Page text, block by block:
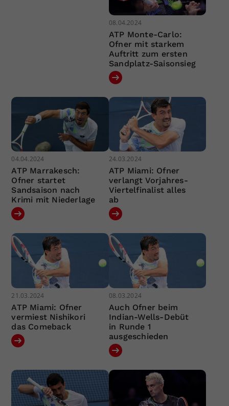
08.04.2024
ATP Monte-Carlo:
Ofner mit starkem
Auftritt zum ersten
Sandplatz-Saisonsieg
04.04.2024
ATP Marrakesch:
Ofner startet
Sandsaison nach
Krimi mit Niederlage
24.03.2024
ATP Miami: Ofner
verlangt Vorjahres-
Viertelfinalist alles
ab
21.03.2024
ATP Miami: Ofner
vermiest Nishikori
das Comeback
08.03.2024
Auch Ofner beim
Indian-Wells-Debüt
in Runde 1
ausgeschieden